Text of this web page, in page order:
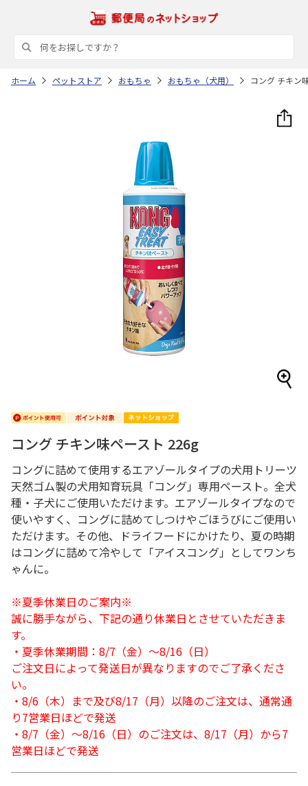
ホーム ペットストア おもちゃ おもちゃ（犬用） コング チキン
コング チキン味ペースト 226g
コングに詰めて使用するエアゾールタイプの犬用トリーツ
天然ゴム製の犬用知育玩具「コング」専用ペースト。全犬
種・子犬にご使用いただけます。エアゾールタイプなので
使いやすく、コングに詰めてしつけやごほうびにご使用い
ただけます。その他、ドライフードにかけたり、夏の時期
はコングに詰めて冷やして「アイスコング」としてワンち
ゃんに。
※夏季休業日のご案内※
誠に勝手ながら、下記の通り休業日とさせていただきま
す。
・夏季休業期間：8/7（金）～8/16（日）
ご注文日によって発送日が異なりますのでご了承くださ
い。
・8/6（木）まで及び8/17（月）以降のご注文は、通常通
り7営業日ほどで発送
・8/7（金）～8/16（日）のご注文は、8/17（月）から7
営業日ほどで発送